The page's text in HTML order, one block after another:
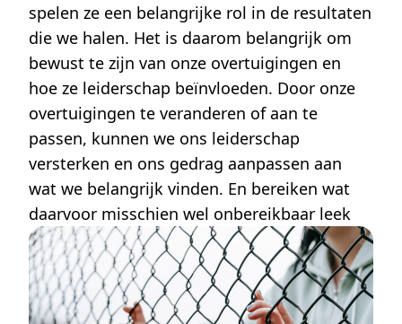
spelen ze een belangrijke rol in de resultaten
die we halen. Het is daarom belangrijk om
bewust te zijn van onze overtuigingen en
hoe ze leiderschap beïnvloeden. Door onze
overtuigingen te veranderen of aan te
passen, kunnen we ons leiderschap
versterken en ons gedrag aanpassen aan
wat we belangrijk vinden. En bereiken wat
daarvoor misschien wel onbereikbaar leek